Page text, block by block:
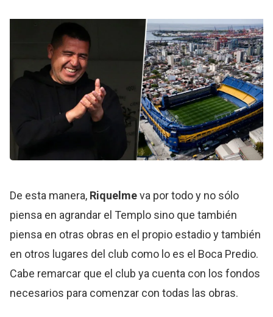
De esta manera, Riquelmeva por todo y no sólo
piensa en agrandar el Templo sino que también
piensa en otras obras en el propio estadio y también
en otros lugares del club como lo es el Boca Predio.
Cabe remarcar que el club ya cuenta con los fondos
necesarios para comenzar con todas las obras.